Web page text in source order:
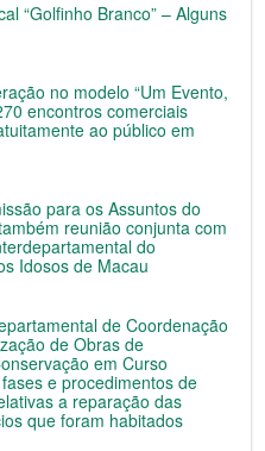
“Golfinho Branco” – Alguns
no modelo “Um Evento,
encontros comerciais
ao público em
para os Assuntos do
reunião conjunta com
do
Idosos de Macau
de Coordenação
de Obras de
em Curso
e procedimentos de
a reparação das
que foram habitados